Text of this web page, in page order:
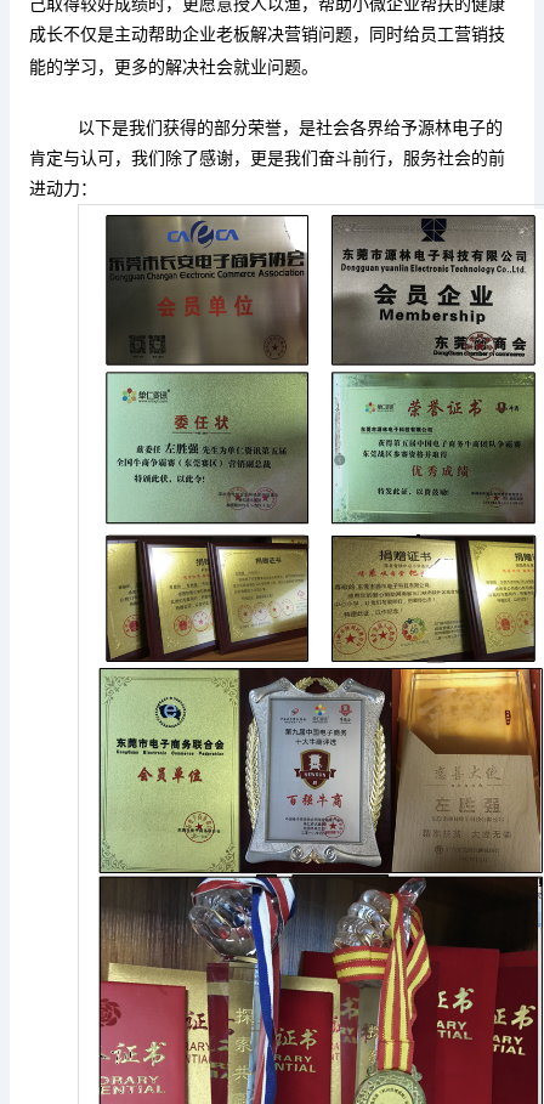
己取得较好成绩时，更愿意授人以渔，帮助小微企业帮扶的健康
成长不仅是主动帮助企业老板解决营销问题，同时给员工营销技
能的学习，更多的解决社会就业问题。
以下是我们获得的部分荣誉，是社会各界给予源林电子的
肯定与认可，我们除了感谢，更是我们奋斗前行，服务社会的前
进动力：